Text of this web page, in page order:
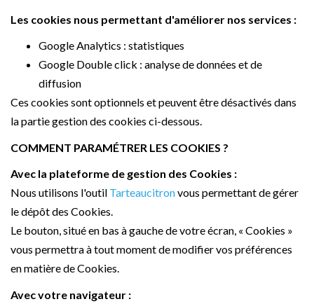
Les cookies nous permettant d'améliorer nos services :
Google Analytics : statistiques
Google Double click : analyse de données et de
diffusion
Ces cookies sont optionnels et peuvent être désactivés dans
la partie gestion des cookies ci-dessous.
COMMENT PARAMÉTRER LES COOKIES ?
Avec la plateforme de gestion des Cookies :
Nous utilisons l'outil Tarteaucitronvous permettant de gérer
le dépôt des Cookies.
Le bouton, situé en bas à gauche de votre écran, « Cookies »
vous permettra à tout moment de modifier vos préférences
en matière de Cookies.
Avec votre navigateur :